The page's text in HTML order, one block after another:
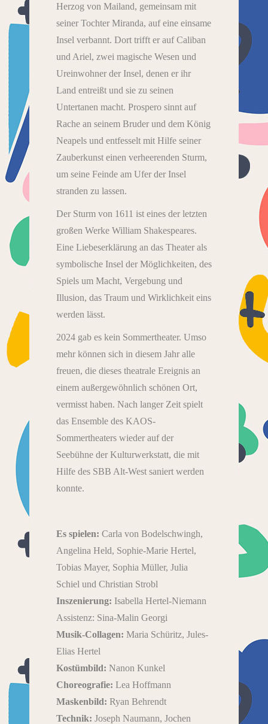
Herzog von Mailand, gemeinsam mit
seiner Tochter Miranda, auf eine einsame
Insel verbannt. Dort trifft er auf Caliban
und Ariel, zwei magische Wesen und
Ureinwohner der Insel, denen er ihr
Land entreißt und sie zu seinen
Untertanen macht. Prospero sinnt auf
Rache an seinem Bruder und dem König
Neapels und entfesselt mit Hilfe seiner
Zauberkunst einen verheerenden Sturm,
um seine Feinde am Ufer der Insel
stranden zu lassen.
Der Sturm von 1611 ist eines der letzten
großen Werke William Shakespeares.
Eine Liebeserklärung an das Theater als
symbolische Insel der Möglichkeiten, des
Spiels um Macht, Vergebung und
Illusion, das Traum und Wirklichkeit eins
werden lässt.
2024 gab es kein Sommertheater. Umso
mehr können sich in diesem Jahr alle
freuen, die dieses theatrale Ereignis an
einem außergewöhnlich schönen Ort,
vermisst haben. Nach langer Zeit spielt
das Ensemble des KAOS-
Sommertheaters wieder auf der
Seebühne der Kulturwerkstatt, die mit
Hilfe des SBB Alt-West saniert werden
konnte.
Es spielen: Carla von Bodelschwingh,
Angelina Held, Sophie-Marie Hertel,
Tobias Mayer, Sophia Müller, Julia
Schiel und Christian Strobl
Inszenierung: Isabella Hertel-Niemann
Assistenz: Sina-Malin Georgi
Musik-Collagen: Maria Schüritz, Jules-
Elias Hertel
Kostümbild: Nanon Kunkel
Choreografie: Lea Hoffmann
Maskenbild: Ryan Behrendt
Technik: Joseph Naumann, Jochen